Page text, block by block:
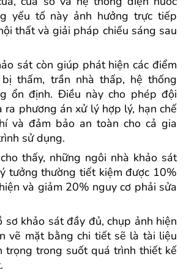
yếu tố này ảnh hưởng trực tiếp
thất và giải pháp chiếu sáng sau
sát còn giúp phát hiện các điểm
thấm, trần nhà thấp, hệ thống
ổn định. Điều này cho phép đội
ra phương án xử lý hợp lý, hạn chế
và đảm bảo an toàn cho cả gia
sử dụng.
thấy, những ngôi nhà khảo sát
tưởng thường tiết kiệm được 10%
và giảm 20% nguy cơ phải sửa
sơ khảo sát đầy đủ, chụp ảnh hiện
vẽ mặt bằng chi tiết sẽ là tài liệu
trọng trong suốt quá trình thiết kế